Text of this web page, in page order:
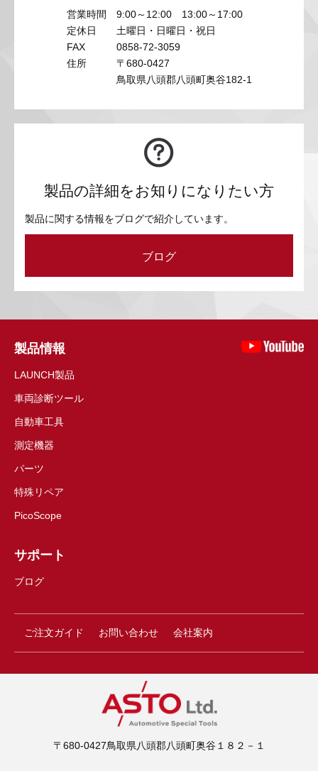
営業時間
9:00～12:00 13:00～17:00
定休日
土曜日・日曜日・祝日
FAX
0858-72-3059
住所
〒680-0427
鳥取県八頭郡八頭町奥谷182-1
製品の詳細をお知りになりたい方
製品に関する情報をブログで紹介しています。
ブログ
製品情報
LAUNCH製品
車両診断ツール
自動車工具
測定機器
パーツ
特殊リペア
PicoScope
サポート
ブログ
ご注文ガイド お問い合わせ 会社案内
〒680-0427鳥取県八頭郡八頭町奥谷１８２－１